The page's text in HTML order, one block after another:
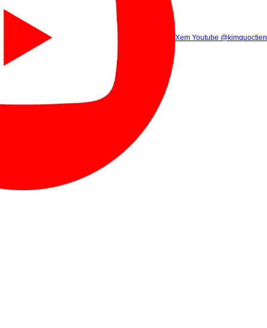
Xem Tik Tok
Gọi điện (8h00 - 21h30)
Xem Youtube @kimquoctien